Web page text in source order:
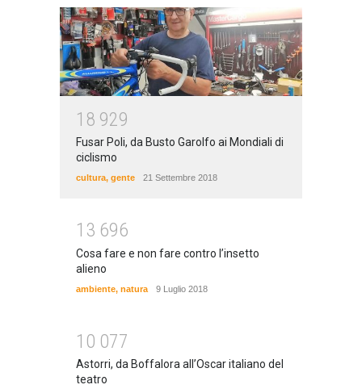
1 8 929
Fusar Poli, da Busto Garolfo ai Mondiali di
ciclismo
cultura, gente 21 Settembre 2018
1 3 696
Cosa fare e non fare contro l’insetto
alieno
ambiente, natura 9 Luglio 2018
1 0 077
Astorri, da Boffalora all’Oscar italiano del
teatro